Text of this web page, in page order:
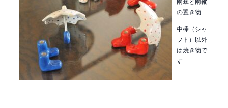
の置き物
中棒（シャ
フト）以外
は焼き物で
す